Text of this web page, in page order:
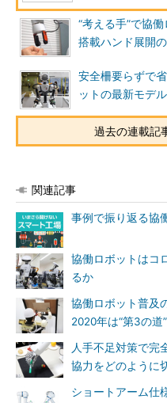
“考える手”で協
搭載ハンド展開
安全柵要らずで
ットの最新モデル
過去の連載記
関連記事
事例で振り返る協
協働ロボットはコ
るか
協働ロボット普及
2020年は“第3の道
人手不足対策で完
協力をどのように
ショートアーム仕